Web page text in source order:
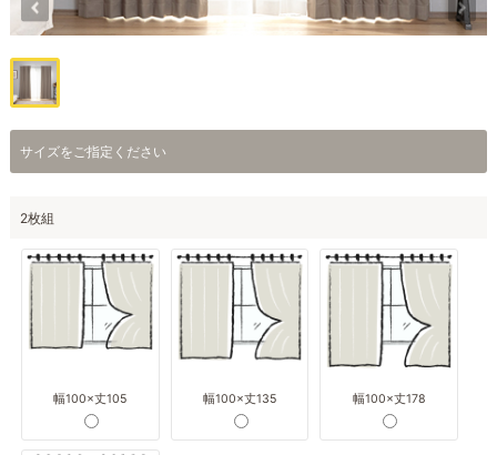
サイズをご指定ください
2枚組
幅100×丈105 幅100×丈135 幅100×丈178